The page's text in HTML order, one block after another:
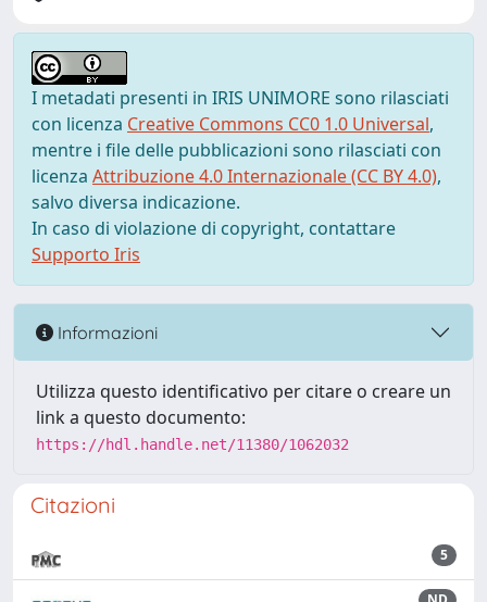
I metadati presenti in IRIS UNIMORE sono rilasciati
con licenza Creative Commons CC0 1.0 Universal,
mentre i file delle pubblicazioni sono rilasciati con
licenza Attribuzione 4.0 Internazionale (CC BY 4.0),
salvo diversa indicazione.
In caso di violazione di copyright, contattare
Supporto Iris
Informazioni
Utilizza questo identificativo per citare o creare un
link a questo documento:
https://hdl.handle.net/11380/1062032
Citazioni
5